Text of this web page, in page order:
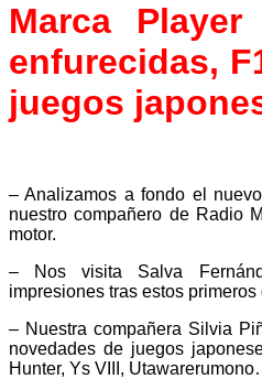
Marca
enfurecidas,
juegos
– Analizamos a fondo el
nuestro compañero de Radio
motor.
– Nos visita Salva
impresiones tras estos
– Nuestra compañera Silvia
novedades de juegos
Hunter, Ys VIII,